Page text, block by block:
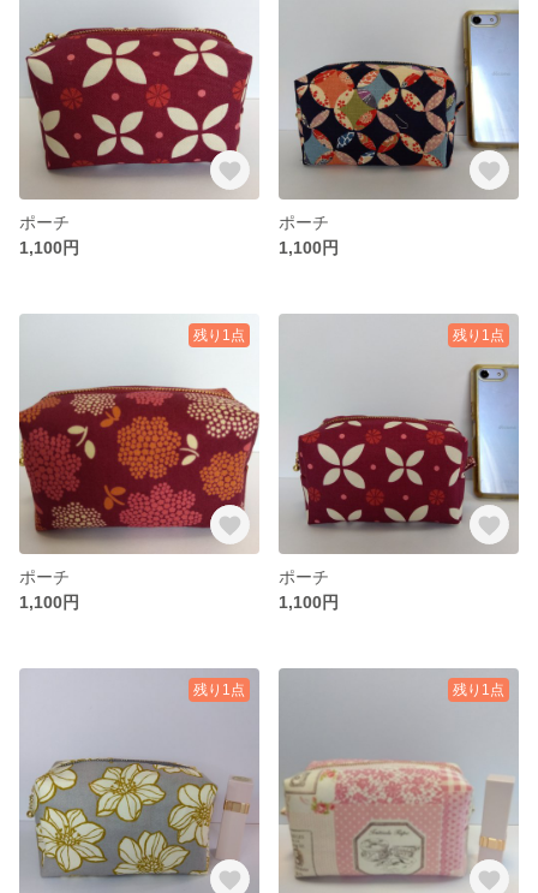
ポーチ
1,100円
ポーチ
1,100円
残り1点
ポーチ
1,100円
残り1点
ポーチ
1,100円
残り1点 残り1点